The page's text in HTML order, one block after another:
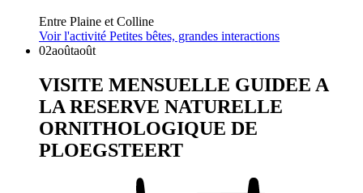
Entre Plaine et Colline
Voir l'activité Petites bêtes, grandes interactions
02aoûtaoût
VISITE MENSUELLE GUIDEE A
LA RESERVE NATURELLE
ORNITHOLOGIQUE DE
PLOEGSTEERT